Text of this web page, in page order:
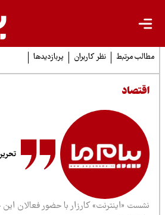
مرتبط نظر کاربران پربازدیدها
تحریریه
«اینترنت» کارزار با حضور فعالان این